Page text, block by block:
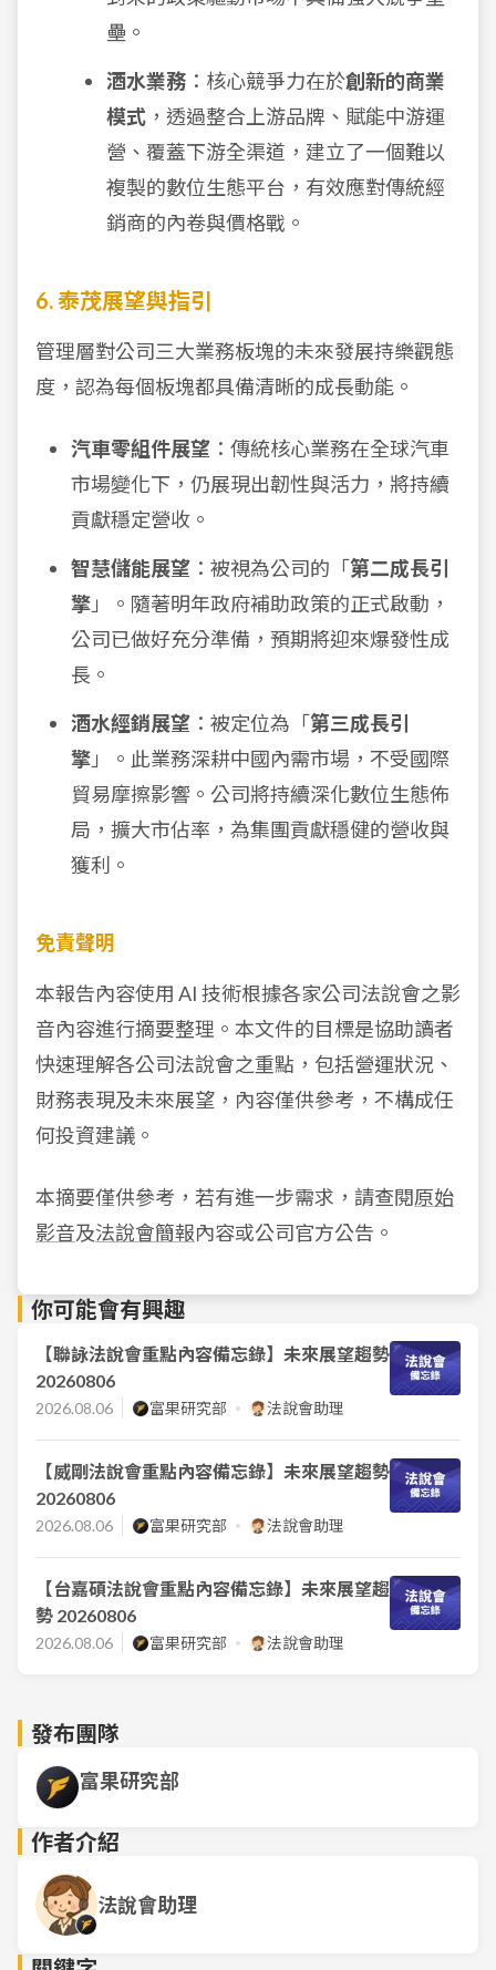
壘。
酒水業務 ：核心競爭力在於創新的商業
模式 ，透過整合上游品牌、賦能中游運
營、覆蓋下游全渠道，建立了一個難以
複製的數位生態平台，有效應對傳統經
銷商的內卷與價格戰。
6. 泰茂展望與指引
管理層對公司三大業務板塊的未來發展持樂觀態
度，認為每個板塊都具備清晰的成長動能。
汽車零組件展望 ：傳統核心業務在全球汽車
市場變化下，仍展現出韌性與活力，將持續
貢獻穩定營收。
智慧儲能展望 ：被視為公司的「第二成長引
擎 」。隨著明年政府補助政策的正式啟動，
公司已做好充分準備，預期將迎來爆發性成
長。
酒水經銷展望 ：被定位為「第三成長引
擎 」。此業務深耕中國內需市場，不受國際
貿易摩擦影響。公司將持續深化數位生態佈
局，擴大市佔率，為集團貢獻穩健的營收與
獲利。
免責聲明
本報告內容使用 AI 技術根據各家公司法說會之影
音內容進行摘要整理。本文件的目標是協助讀者
快速理解各公司法說會之重點，包括營運狀況、
財務表現及未來展望，內容僅供參考，不構成任
何投資建議。
本摘要僅供參考，若有進一步需求，請查閱原始
影音及法說會簡報內容或公司官方公告。
你可能會有興趣
【聯詠法說會重點內容備忘錄】未來展望趨勢
20260806
2026.08.06 富果研究部 法說會助理
【威剛法說會重點內容備忘錄】未來展望趨勢
20260806
2026.08.06 富果研究部 法說會助理
【台嘉碩法說會重點內容備忘錄】未來展望趨
勢 20260806
2026.08.06 富果研究部 法說會助理
發布團隊
富果研究部
作者介紹
法說會助理